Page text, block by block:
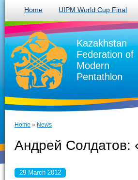
Home UIPM World Cup Final
Kazakhstan
Federation of
Modern
Pentathlon
Home » News
Андрей Солдатов:
29 March 2012